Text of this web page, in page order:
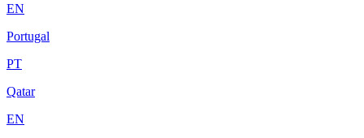
EN
Portugal
PT
Qatar
EN